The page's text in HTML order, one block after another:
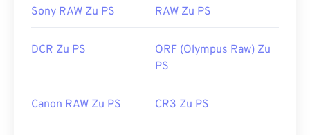
Sony RAW Zu PS RAW Zu PS
DCR Zu PS
ORF (Olympus Raw) Zu
PS
Canon RAW Zu PS CR3 Zu PS